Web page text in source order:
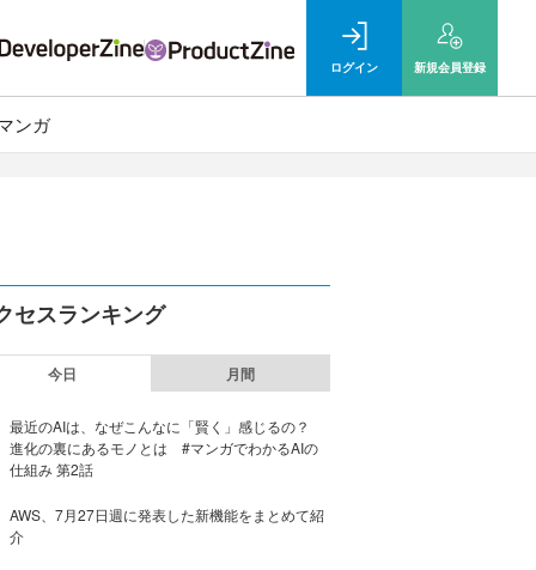
ログイン 新規会員登録
ンガ
セスランキング
今日 月間
最近のAIは、なぜこんなに「賢く」感じるの？
進化の裏にあるモノとは #マンガでわかるAIの
仕組み 第2話
AWS、7月27日週に発表した新機能をまとめて紹
介